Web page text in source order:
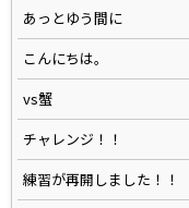
あっとゆう間に
こんにちは。
vs蟹
チャレンジ！！
練習が再開しました！！